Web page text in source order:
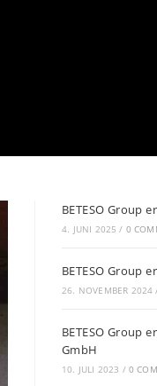
BETESO Group
4. JUNI 2025 / 0
BETESO Group
26. NOVEMBER 2024
BETESO Group
GmbH
10. JULI 2023 / 0